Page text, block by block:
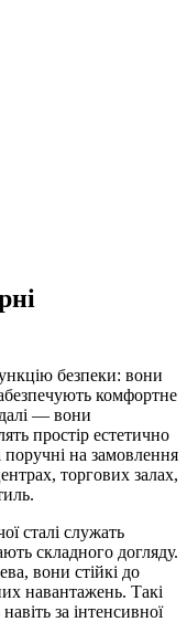
безпеки: вони
комфортне
— вони
простір естетично
на замовлення
торгових залах,
сталі служать
складного догляду.
вони стійкі до
навантажень. Такі
за інтенсивної